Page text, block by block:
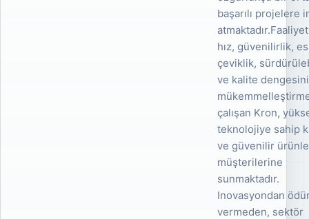
başarılı projelere
hız, güvenilirlik,
çeviklik,
ve kalite dengesini
çalışan Kron,
teknolojiye sahip
ve güvenilir
müşterilerine
sunmaktadır.
Inovasyondan
vermeden, sektör